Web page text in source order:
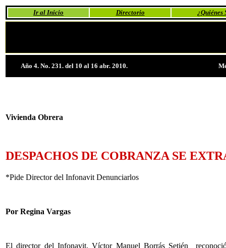
Ir al Inicio Directorio ¿Quiénes
Año 4. No. 231. del 10 al 16 abr. 2010.
Vivienda Obrera
DESPACHOS DE COBRANZA SE
*Pide Director del Infonavit Denunciarlos
Por Regina Vargas
El director del Infonavit, Víctor Manuel Borrás Setién